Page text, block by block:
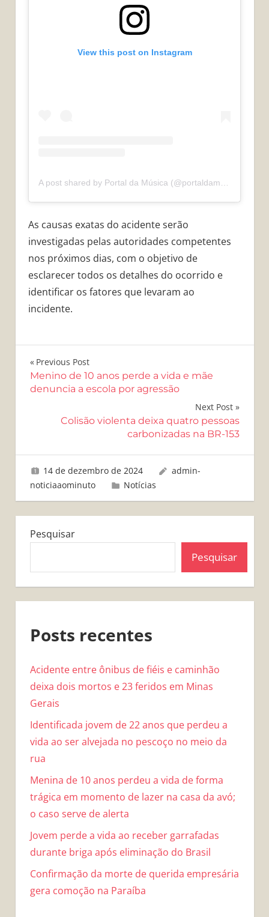
View this post on Instagram
A post shared by Portal da Música (@portaldamusicaoficial)
As causas exatas do acidente serão
investigadas pelas autoridades competentes
nos próximos dias, com o objetivo de
esclarecer todos os detalhes do ocorrido e
identificar os fatores que levaram ao
incidente.
Navegação
de
Post
Previous Post
Menino de 10 anos perde a vida e mãe
denuncia a escola por agressão
Next Post
Colisão violenta deixa quatro pessoas
carbonizadas na BR-153
14 de dezembro de 2024
admin-
noticiaaominuto
Notícias
Pesquisar
Pesquisar
Posts recentes
Acidente entre ônibus de fiéis e caminhão
deixa dois mortos e 23 feridos em Minas
Gerais
Identificada jovem de 22 anos que perdeu a
vida ao ser alvejada no pescoço no meio da
rua
Menina de 10 anos perdeu a vida de forma
trágica em momento de lazer na casa da avó;
o caso serve de alerta
Jovem perde a vida ao receber garrafadas
durante briga após eliminação do Brasil
Confirmação da morte de querida empresária
gera comoção na Paraíba